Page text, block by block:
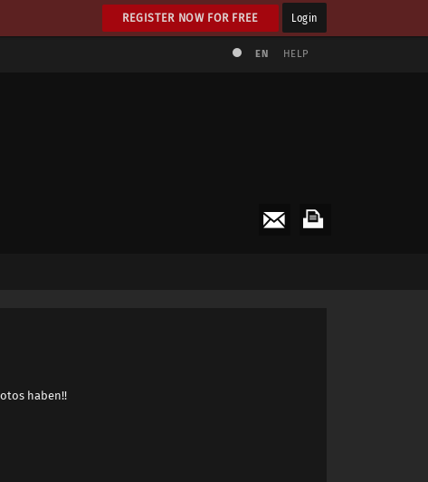
REGISTER NOW FOR FREE Login
EN HELP
haben!!